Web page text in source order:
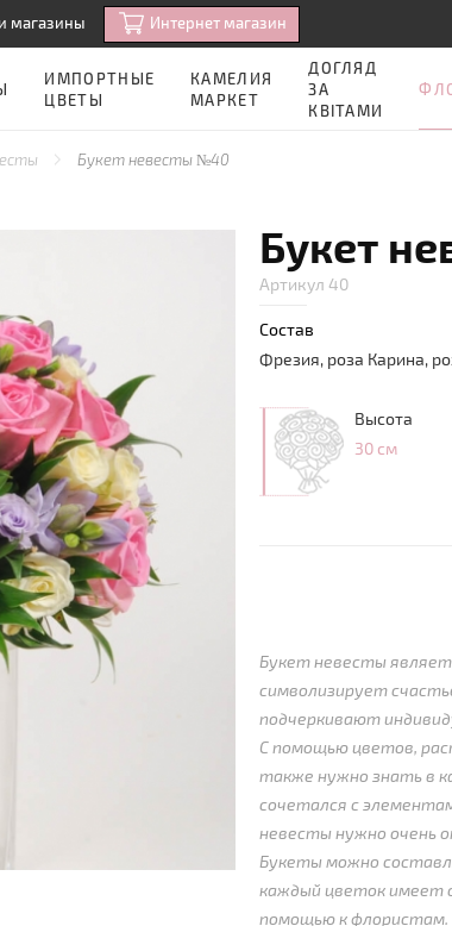
магазины Интернет магазин
ИМПОРТНЫЕ
ЦВЕТЫ
КАМЕЛИЯ
МАРКЕТ
ДОГЛЯД
ЗА
КВІТАМИ
Букет невесты №40
Букет
Артикул 40
Состав
Фрезия, роза Карина,
Высота
30 см
Букет невесты
символизирует
подчеркивают
С помощью цветов,
также нужно знать в
сочетался с
невесты нужно очень
Букеты можно
каждый цветок имеет
помощью к флористам.